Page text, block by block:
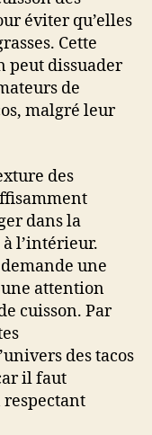
éviter qu’elles
Cette
peut dissuader
de
malgré leur
des
dans la
l’intérieur.
une
attention
cuisson. Par
des tacos
il faut
respectant